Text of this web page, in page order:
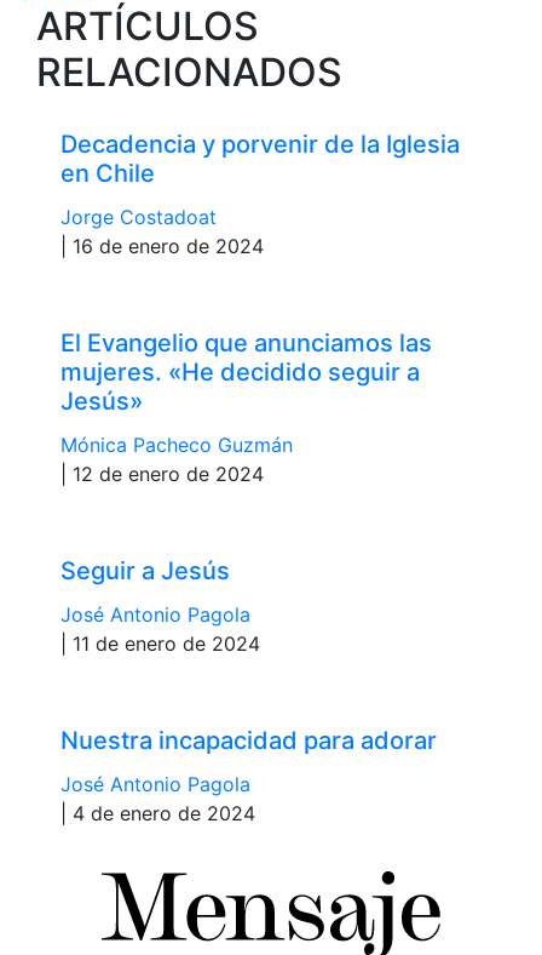
ARTÍCULOS
RELACIONADOS
Decadencia y porvenir de la Iglesia
en Chile
Jorge Costadoat
| 16 de enero de 2024
El Evangelio que anunciamos las
mujeres. «He decidido seguir a
Jesús»
Mónica Pacheco Guzmán
| 12 de enero de 2024
Seguir a Jesús
José Antonio Pagola
| 11 de enero de 2024
Nuestra incapacidad para adorar
José Antonio Pagola
| 4 de enero de 2024